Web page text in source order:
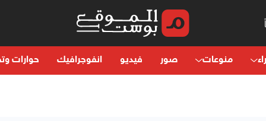
منوعات صور فيديو انفوجرافيك حوارات